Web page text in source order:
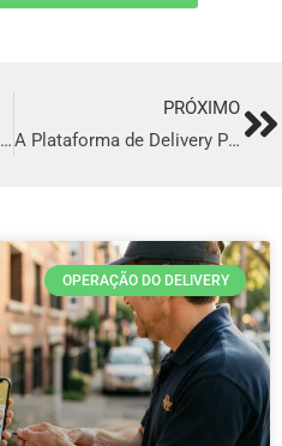
A Plataforma de Delivery Perfeita em Surubim
PRÓXIMO
A Plataforma de Delivery Perfeita em Cajazeiras
OPERAÇÃO DO DELIVERY